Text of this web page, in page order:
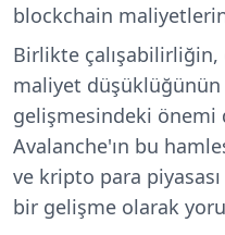
blockchain
Birlikte
maliyet
gelişmesindeki önemi
Avalanche'ın bu
ve kripto para piyasası
bir gelişme olarak